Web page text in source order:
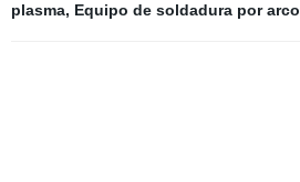
plasma, Equipo de soldadura por arco